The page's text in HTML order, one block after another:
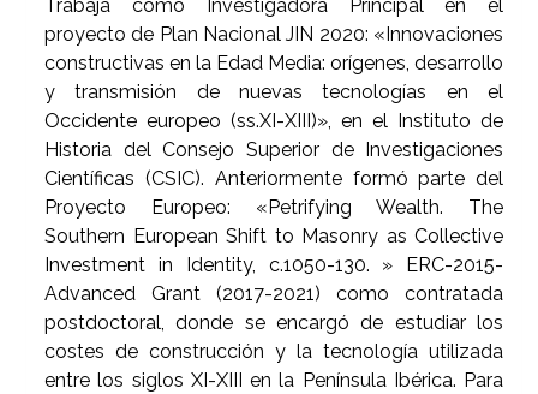
Trabaja como Investigadora Principal en el
proyecto de Plan Nacional JIN 2020: «Innovaciones
constructivas en la Edad Media: orígenes, desarrollo
y transmisión de nuevas tecnologías en el
Occidente europeo (ss.XI-XIII)», en el Instituto de
Historia del Consejo Superior de Investigaciones
Científicas (CSIC). Anteriormente formó parte del
Proyecto Europeo: «Petrifying Wealth. The
Southern European Shift to Masonry as Collective
Investment in Identity, c.1050-130. » ERC-2015-
Advanced Grant (2017-2021) como contratada
postdoctoral, donde se encargó de estudiar los
costes de construcción y la tecnología utilizada
entre los siglos XI-XIII en la Península Ibérica. Para